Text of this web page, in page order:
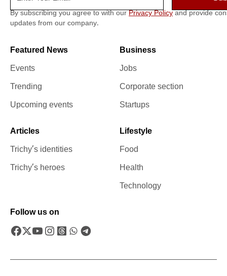
By subscribing you agree to with our Privacy Policy and provide
updates from our company.
Featured News
Events
Trending
Upcoming events
Business
Jobs
Corporate section
Startups
Articles
Trichy’s identities
Trichy’s heroes
Lifestyle
Food
Health
Technology
Follow us on